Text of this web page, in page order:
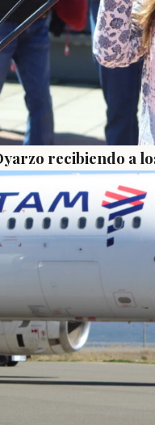
recibiendo a